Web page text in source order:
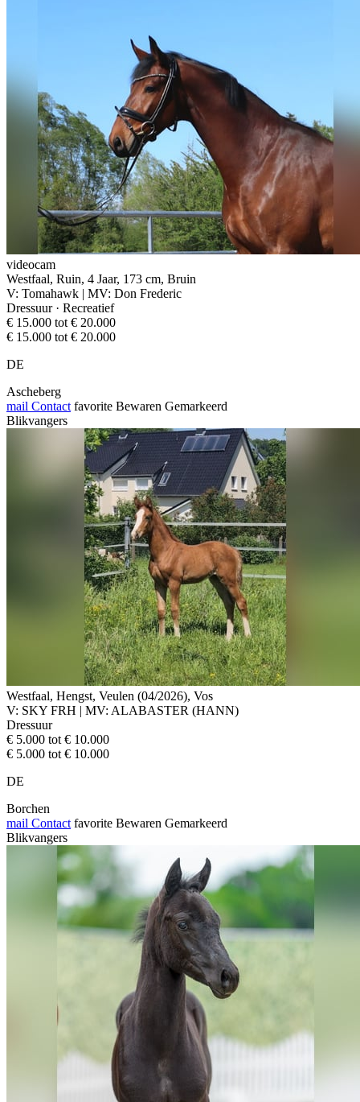
videocam
Westfaal, Ruin, 4 Jaar, 173 cm, Bruin
V: Tomahawk | MV: Don Frederic
Dressuur · Recreatief
€ 15.000 tot € 20.000
€ 15.000 tot € 20.000
DE
Ascheberg
mail Contact favorite Bewaren Gemarkeerd
Blikvangers
Westfaal, Hengst, Veulen (04/2026), Vos
V: SKY FRH | MV: ALABASTER (HANN)
Dressuur
€ 5.000 tot € 10.000
€ 5.000 tot € 10.000
DE
Borchen
mail Contact favorite Bewaren Gemarkeerd
Blikvangers